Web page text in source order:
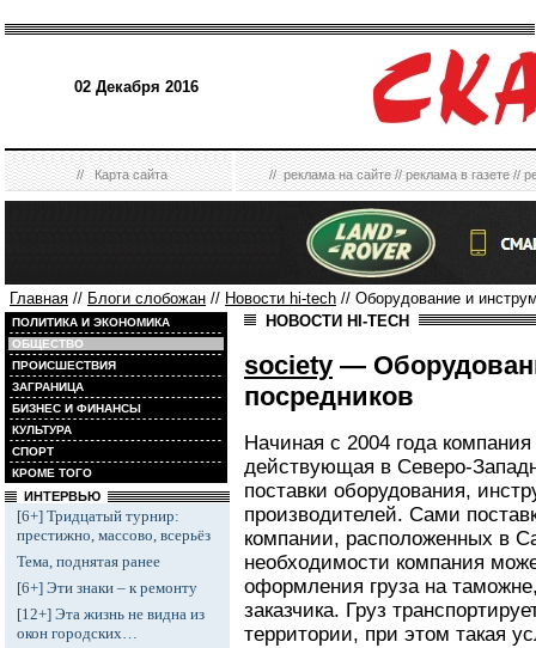
02 Декабря 2016
//Карта сайта //реклама на сайте//реклама в газете//
Главная // Блоги слобожан // Новости hi-tech // Оборудование и
ПОЛИТИКА И ЭКОНОМИКА
ОБЩЕСТВО
ПРОИСШЕСТВИЯ
ЗАГРАНИЦА
БИЗНЕС И ФИНАНСЫ
КУЛЬТУРА
СПОРТ
КРОМЕ ТОГО
ИНТЕРВЬЮ
[6+] Тридцатый турнир:
престижно, массово, всерьёз
Тема, поднятая ранее
[6+] Эти знаки – к ремонту
[12+] Эта жизнь не видна из
окон городских…
НОВОСТИ HI-TECH
society —
посредников
Начиная с 2004 года
действующая в Северо-
поставки оборудования,
производителей. Сами
компании, расположенных в
необходимости компания
оформления груза на
заказчика. Груз
территории, при этом такая